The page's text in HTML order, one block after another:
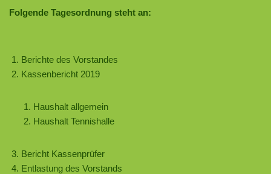
Folgende Tagesordnung steht an:
Berichte des Vorstandes
Kassenbericht 2019
Haushalt allgemein
Haushalt Tennishalle
Bericht Kassenprüfer
Entlastung des Vorstands